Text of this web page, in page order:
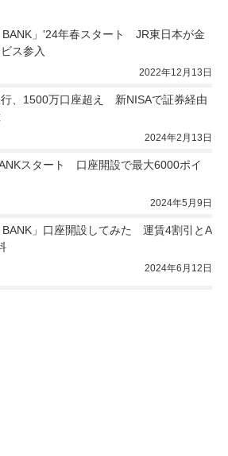
BANK」'24年春スタート　JR東日本が金
ス参入
2022年12月13日
、1500万口座超え　新NISAで証券経由
2024年2月13日
スタート　口座開設で最大6000ポイ
2024年5月9日
BANK」口座開設してみた　運賃4割引とA
2024年6月12日